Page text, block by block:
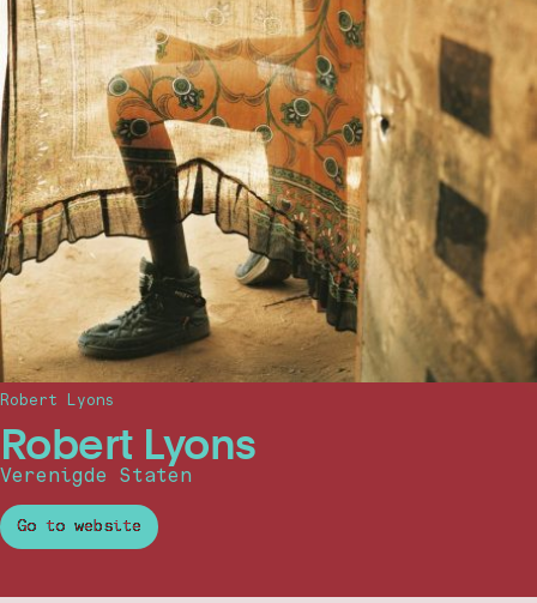
Robert Lyons
Verenigde Staten
Go to website
Robert Lyons